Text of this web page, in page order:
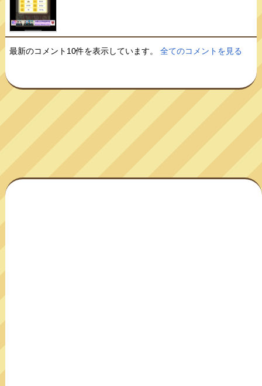
最新のコメント10件を表示しています。全てのコメントを見る